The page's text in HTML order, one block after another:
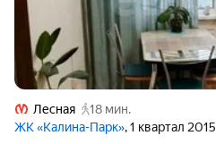
Лесная
18 мин.
ЖК «Калина-Парк», 1 квартал 2015